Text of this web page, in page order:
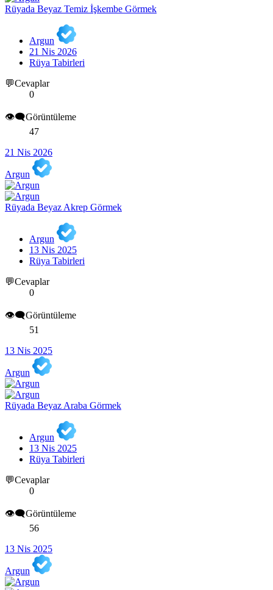
Rüyada Beyaz Temiz İşkembe Görmek
Argun
21 Nis 2026
Rüya Tabirleri
💬Cevaplar
0
👁️‍🗨️Görüntüleme
47
21 Nis 2026
Argun
Rüyada Beyaz Akrep Görmek
Argun
13 Nis 2025
Rüya Tabirleri
💬Cevaplar
0
👁️‍🗨️Görüntüleme
51
13 Nis 2025
Argun
Rüyada Beyaz Araba Görmek
Argun
13 Nis 2025
Rüya Tabirleri
💬Cevaplar
0
👁️‍🗨️Görüntüleme
56
13 Nis 2025
Argun